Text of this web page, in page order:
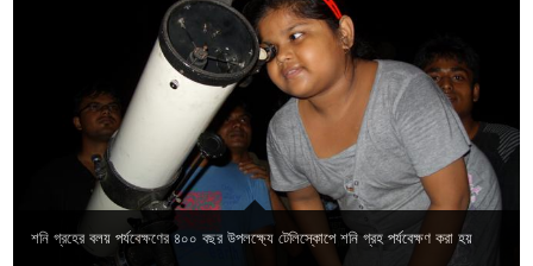
শনি গ্রহের বলয় পর্যবেক্ষণের ৪০০ বছর উপলক্ষ্যে টেলিস্কোপে শনি গ্রহ পর্যবেক্ষণ করা হয়